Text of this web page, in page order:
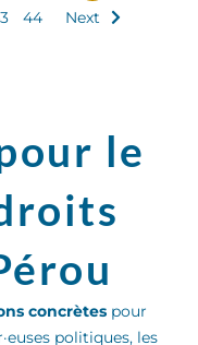
44 Next
le
concrètes pour
politiques, les